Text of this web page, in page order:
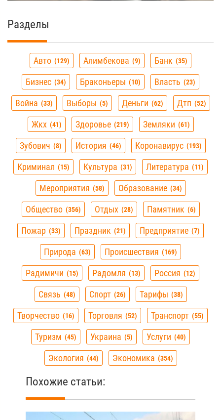
Разделы
Авто 129 Алимбекова 9 Банк 35
Бизнес 34 Браконьеры 10 Власть 23
Война 33 Выборы 5 Деньги 62 Дтп 52
Жкх 41 Здоровье 219 Земляки 61
Зубович 8 История 46 Коронавирус 193
Криминал 15 Культура 31 Литература 11
Мероприятия 58 Образование 34
Общество 356 Отдых 28 Памятник 6
Пожар 33 Праздник 21 Предприятие 7
Природа 63 Происшествия 169
Радимичи 15 Радомля 13 Россия 12
Связь 48 Спорт 26 Тарифы 38
Творчество 16 Торговля 52 Транспорт 55
Туризм 45 Украина 5 Услуги 40
Экология 44 Экономика 354
Похожие статьи: